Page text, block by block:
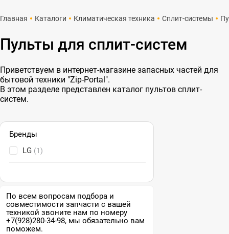
Главная Каталоги Климатическая техника Сплит-системы
Пульты для сплит-систем
Приветствуем в интернет-магазине запасных частей для
бытовой техники "Zip-Portal".
В этом разделе представлен каталог пультов сплит-
систем.
Бренды
LG (1)
По всем вопросам подбора и
совместимости запчасти с вашей
техникой звоните нам по номеру
+7(928)280-34-98, мы обязательно вам
поможем.